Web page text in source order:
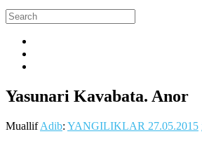
Yasunari Kavabata. Anor
MuallifAdib: YANGILIKLAR 27.05.2015